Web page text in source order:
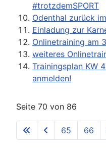
#trotzdemSPORT
Odenthal zurück
Einladung zur
Onlinetraining am
weiteres
Trainingsplan KW
anmelden!
Seite 70 von 86
65 66